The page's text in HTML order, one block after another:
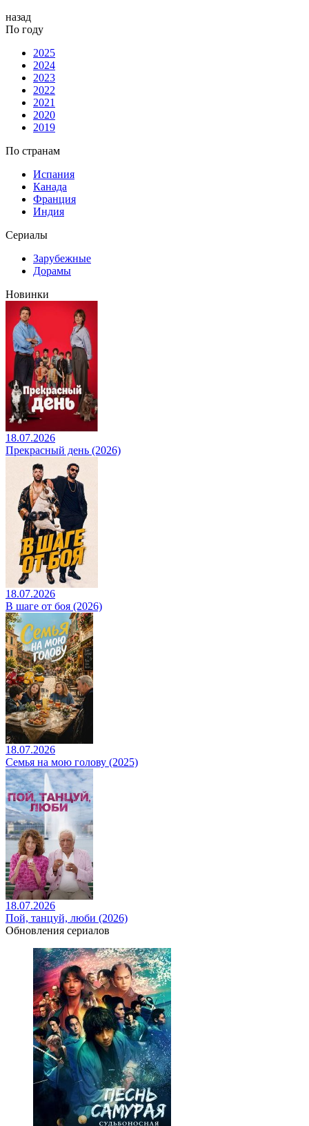
назад
По году
2025
2024
2023
2022
2021
2020
2019
По странам
Испания
Канада
Франция
Индия
Сериалы
Зарубежные
Дорамы
Новинки
18.07.2026
Прекрасный день (2026)
18.07.2026
В шаге от боя (2026)
18.07.2026
Семья на мою голову (2025)
18.07.2026
Пой, танцуй, люби (2026)
Обновления сериалов